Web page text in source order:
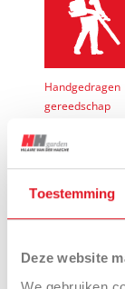
Toestemming
Deze website
Handgedragen
gereedschap
Deze